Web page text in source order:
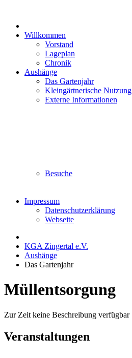
Willkommen
Vorstand
Lageplan
Chronik
Aushänge
Das Gartenjahr
Kleingärtnerische Nutzung
Externe Informationen
Besuche
Impressum
Datenschutzerklärung
Webseite
KGA Zingertal e.V.
Aushänge
Das Gartenjahr
Müllentsorgung
Zur Zeit keine Beschreibung verfügbar
Veranstaltungen